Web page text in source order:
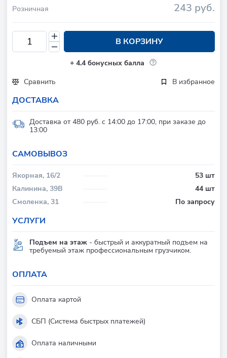
Розничная 243 руб.
В КОРЗИНУ
+ 4.4 бонусных балла
Сравнить
В избранное
ДОСТАВКА
Доставка от 480 руб. с 14:00 до 17:00, при заказе до
13:00
CАМОВЫВОЗ
Якорная, 16/2
53 шт
Калинина, 39В
44 шт
Смоленка, 31
По запросу
УСЛУГИ
Подъем на этаж - быстрый и аккуратный подъем на
требуемый этаж профессиональным грузчиком.
ОПЛАТА
Оплата картой
СБП (Система быстрых платежей)
Оплата наличными